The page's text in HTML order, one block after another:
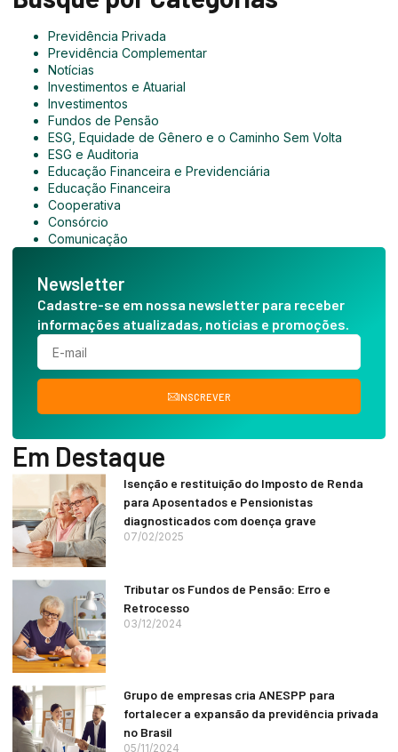
Previdência Privada
Previdência Complementar
Notícias
Investimentos e Atuarial
Investimentos
Fundos de Pensão
ESG, Equidade de Gênero e o Caminho Sem Volta
ESG e Auditoria
Educação Financeira e Previdenciária
Educação Financeira
Cooperativa
Consórcio
Comunicação
Newsletter
Cadastre-se em nossa newsletter para receber
informações atualizadas, notícias e promoções.
INSCREVER
Em Destaque
Isenção e restituição do Imposto de Renda
para Aposentados e Pensionistas
diagnosticados com doença grave
07/02/2025
Tributar os Fundos de Pensão: Erro e
Retrocesso
03/12/2024
Grupo de empresas cria ANESPP para
fortalecer a expansão da previdência privada
no Brasil
05/11/2024